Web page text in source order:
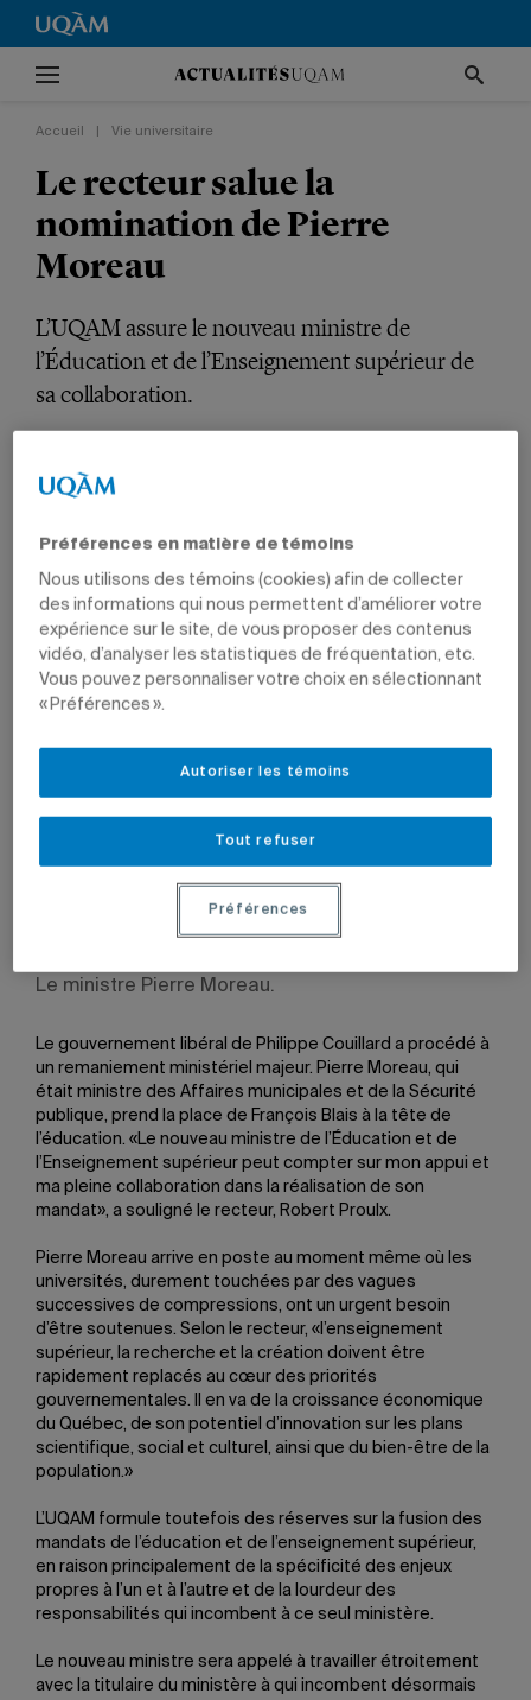
Accueil Vie universitaire
Le recteur salue la
nomination de Pierre
Moreau
L’UQAM assure le nouveau ministre de
l’Éducation et de l’Enseignement supérieur de
sa collaboration.
28 janvier 2016 à 14 h 01
Mis à jour le 29 janvier 2016 à 14 h 01
Le ministre Pierre Moreau.
Le gouvernement libéral de Philippe Couillard a procédé à
un remaniement ministériel majeur. Pierre Moreau, qui
était ministre des Affaires municipales et de la Sécurité
publique, prend la place de François Blais à la tête de
l’éducation. «Le nouveau ministre de l’Éducation et de
l’Enseignement supérieur peut compter sur mon appui et
ma pleine collaboration dans la réalisation de son
mandat», a souligné le recteur, Robert Proulx.
Pierre Moreau arrive en poste au moment même où les
universités, durement touchées par des vagues
successives de compressions, ont un urgent besoin
d’être soutenues. Selon le recteur, «l’enseignement
supérieur, la recherche et la création doivent être
rapidement replacés au cœur des priorités
gouvernementales. Il en va de la croissance économique
du Québec, de son potentiel d’innovation sur les plans
scientifique, social et culturel, ainsi que du bien-être de la
population.»
L’UQAM formule toutefois des réserves sur la fusion des
mandats de l’éducation et de l’enseignement supérieur,
en raison principalement de la spécificité des enjeux
propres à l’un et à l’autre et de la lourdeur des
responsabilités qui incombent à ce seul ministère.
Le nouveau ministre sera appelé à travailler étroitement
avec la titulaire du ministère à qui incombent désormais
Préférences en matière de témoins
Nous utilisons des témoins (cookies) afin de collecter
des informations qui nous permettent d’améliorer votre
expérience sur le site, de vous proposer des contenus
vidéo, d’analyser les statistiques de fréquentation, etc.
Vous pouvez personnaliser votre choix en sélectionnant
« Préférences ».
Tout refuser
Autoriser les témoins
Préférences